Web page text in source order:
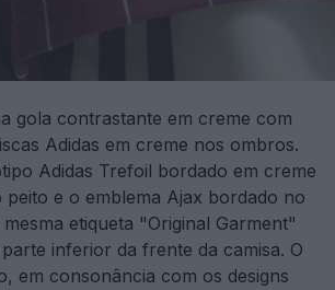
gola contrastante em creme com
Adidas em creme nos ombros.
Adidas Trefoil bordado em creme
peito e o emblema Ajax bordado no
etiqueta "Original Garment"
inferior da frente da camisa. O
em consonância com os designs